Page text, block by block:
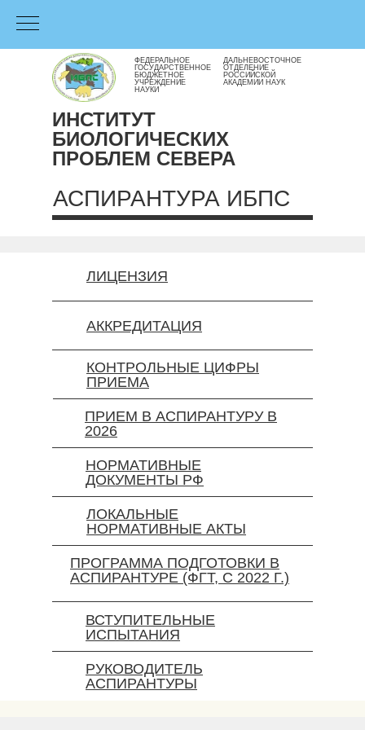
ИНСТИТУТ
БИОЛОГИЧЕСКИХ
ПРОБЛЕМ СЕВЕРА
ФЕДЕРАЛЬНОЕ
ГОСУДАРСТВЕННОЕ
БЮДЖЕТНОЕ
УЧРЕЖДЕНИЕ
НАУКИ
ДАЛЬНЕВОСТОЧНОЕ
ОТДЕЛЕНИЕ
РОССИЙСКОЙ
АКАДЕМИИ НАУК
АСПИРАНТУРА ИБПС
ЛИЦЕНЗИЯ
АККРЕДИТАЦИЯ
КОНТРОЛЬНЫЕ ЦИФРЫ
ПРИЕМА
ПРИЕМ В АСПИРАНТУРУ В
2026
НОРМАТИВНЫЕ
ДОКУМЕНТЫ РФ
ЛОКАЛЬНЫЕ
НОРМАТИВНЫЕ АКТЫ
ПРОГРАММА ПОДГОТОВКИ В
АСПИРАНТУРЕ (ФГТ, С 2022 Г.)
ВСТУПИТЕЛЬНЫЕ
ИСПЫТАНИЯ
РУКОВОДИТЕЛЬ
АСПИРАНТУРЫ